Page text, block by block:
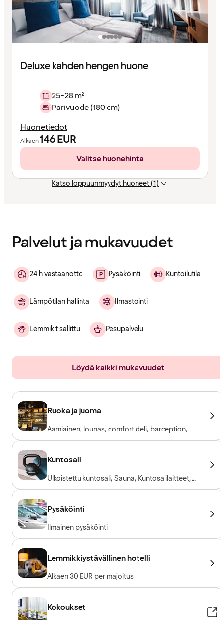
Deluxe kahden hengen huone
25-28 m²
Parivuode (180 cm)
Huonetiedot
Alkaen146EUR
Valitse huonehinta
Katso loppuunmyydyt huoneet (1)
Palvelut ja mukavuudet
24 h vastaanotto Pysäköinti Kuntoilutila
Lämpötilan hallinta Ilmastointi
Lemmikit sallittu Pesupalvelu
Löydä kaikki mukavuudet
Ruoka ja juoma
Aamiainen, lounas, comfort deli, barception,
ravintola & baari
Kuntosali
Ulkoistettu kuntosali, Sauna, Kuntosalilaitteet,
Kardiolaitteet, Vapaapainot, Sisäänpääsy
Pysäköinti
Ilmainen pysäköinti
Lemmikkiystävällinen hotelli
Alkaen 30 EUR per majoitus
Kokoukset